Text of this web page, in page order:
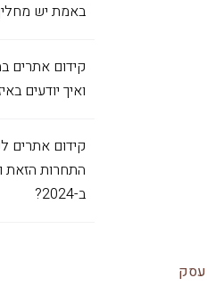
באמת יש
קידום אתרים
ואיך יודעים
קידום אתרים
התחרות הזאת
ב-2024?